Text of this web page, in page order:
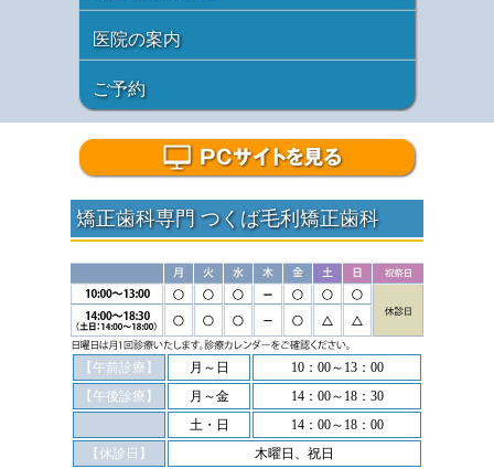
医院の案内
ご予約
矯正歯科専門 つくば毛利矯正歯科
【午前診療】 月～日
10：00～13：00
【午後診療】
月～金
14：00～18：30
土・日
14：00～18：00
【休診日】
木曜日、祝日